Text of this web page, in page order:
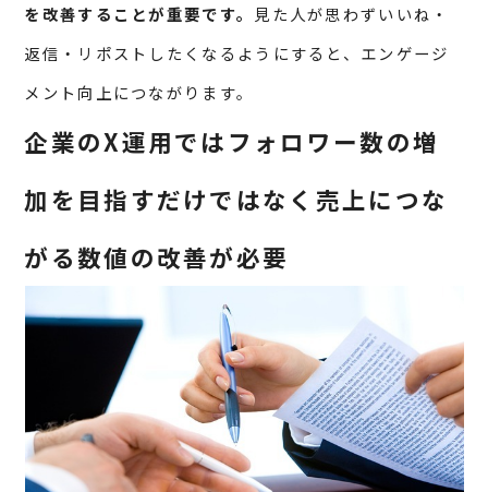
を改善することが重要です。
見た人が思わずいいね・
返信・リポストしたくなるようにすると、エンゲージ
メント向上につながります。
企業のX運用ではフォロワー数の増
加を目指すだけではなく売上につな
がる数値の改善が必要